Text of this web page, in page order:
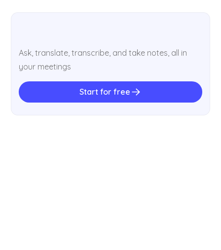
Ask, translate, transcribe, and take notes, all in
your meetings
Start for free